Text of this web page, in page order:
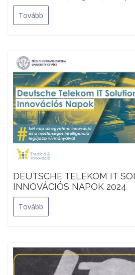
Tovább
DEUTSCHE TELEKOM IT
INNOVÁCIÓS NAPOK 2024
Tovább